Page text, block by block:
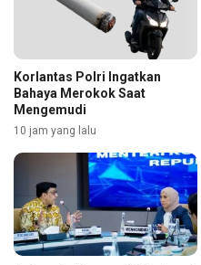
Korlantas Polri Ingatkan
Bahaya Merokok Saat
Mengemudi
10 jam yang lalu